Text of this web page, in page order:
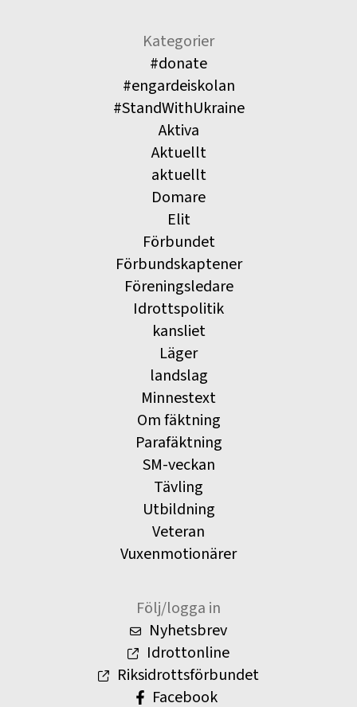
Kategorier
#donate
#engardeiskolan
#StandWithUkraine
Aktiva
Aktuellt
aktuellt
Domare
Elit
Förbundet
Förbundskaptener
Föreningsledare
Idrottspolitik
kansliet
Läger
landslag
Minnestext
Om fäktning
Parafäktning
SM-veckan
Tävling
Utbildning
Veteran
Vuxenmotionärer
Följ/logga in
Nyhetsbrev
Idrottonline
Riksidrottsförbundet
Facebook